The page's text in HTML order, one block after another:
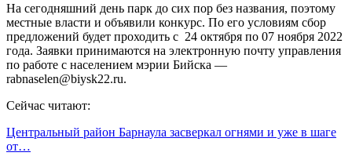
На сегодняшний день парк до сих пор без названия, поэтому
местные власти и объявили конкурс. По его условиям сбор
предложений будет проходить с 24 октября по 07 ноября 2022
года. Заявки принимаются на электронную почту управления
по работе с населением мэрии Бийска —
rabnaselen@biysk22.ru.
Сейчас читают:
Центральный район Барнаула засверкал огнями и уже в шаге
от…